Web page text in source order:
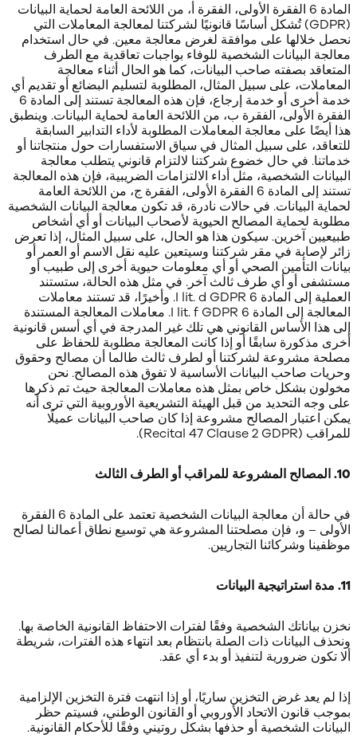
المادة 6 الفقرة الأولى، الفقرة أ، من اللائحة العامة لحماية البيانات
(GDPR) تُشكل أساسًا قانونيًا لشركتنا لمعالجة المعاملات التي
نحصل خلالها على موافقة لغرض معالجة معين. في حال استخدام
معالجة البيانات الشخصية للوفاء بواجبات تعاقدية مع الطرف
المتعاقد بصفته صاحب البيانات، كما هو الحال أثناء معالجة
المعاملات، على سبيل المثال، المطلوبة لتسليم البضائع أو تقديم أي
خدمة أخرى أو خدمة إرجاع، فإن هذه المعالجة تستند إلى المادة 6
الفقرة الأولى، الفقرة ب، من اللائحة العامة لحماية البيانات. وينطبق
هذا أيضًا على معالجة المعاملات المطلوبة لأداء التدابير السابقة
للتعاقد، على سبيل المثال في سياق الاستفسارات حول منتجاتنا أو
خدماتنا. في حال خضوع شركتنا لالتزام قانوني يتطلب معالجة
البيانات الشخصية، مثل أداء الالتزامات الضريبية، فإن هذه المعالجة
تستند إلى المادة 6 الفقرة الأولى، الفقرة ج، من اللائحة العامة
لحماية البيانات. في حالات نادرة، قد تكون معالجة البيانات الشخصية
مطلوبة لحماية المصالح الحيوية لأصحاب البيانات أو أي أشخاص
طبيعيين آخرين. سيكون هذا هو الحال، على سبيل المثال، إذا تعرض
زائر لإصابة في مقر شركتنا وسيتعين عليه نقل الاسم أو العمر أو
بيانات التأمين الصحي أو أي معلومات حيوية أخرى إلى طبيب أو
مستشفى أو أي طرف ثالث آخر. في مثل هذه الحالة، ستستند
العملية إلى المادة 6 I lit. d GDPR. وأخيرًا، قد تستند معاملات
المعالجة إلى المادة 6 I lit. f GDPR. معاملات المعالجة المستندة
إلى هذا الأساس القانوني هي تلك غير المدرجة في أي أسس قانونية
أخرى مذكورة سابقًا أو إذا كانت المعالجة مطلوبة للحفاظ على
مصلحة مشروعة لشركتنا أو لطرف ثالث طالما أن مصالح وحقوق
وحريات صاحب البيانات الأساسية لا تفوق هذه المصالح. نحن
مخولون بشكل خاص بمثل هذه معاملات المعالجة حيث تم ذكرها
على وجه التحديد من قبل الهيئة التشريعية الأوروبية التي ترى أنه
يمكن اعتبار المصالح مشروعة إذا كان صاحب البيانات عميلًا
للمراقب (Recital 47 Clause 2 GDPR).
10. المصالح المشروعة للمراقب أو الطرف الثالث
في حالة أن معالجة البيانات الشخصية تعتمد على المادة 6 الفقرة
الأولى – و، فإن مصلحتنا المشروعة هي توسيع نطاق أعمالنا لصالح
موظفينا وشركائنا التجاريين.
11. مدة استراتيجية البيانات
نخزن بياناتك الشخصية وفقًا لفترات الاحتفاظ القانونية الخاصة بها.
ونحذف البيانات ذات الصلة بانتظام بعد انتهاء هذه الفترات، شريطة
ألا تكون ضرورية لتنفيذ أو بدء أي عقد.
إذا لم يعد غرض التخزين ساريًا، أو إذا انتهت فترة التخزين الإلزامية
بموجب قانون الاتحاد الأوروبي أو القانون الوطني، فسيتم حظر
البيانات الشخصية أو حذفها بشكل روتيني وفقًا للأحكام القانونية.